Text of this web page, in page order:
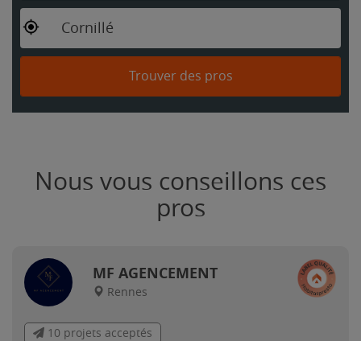
Cornillé
Trouver des pros
Nous vous conseillons ces
pros
MF AGENCEMENT
Rennes
10 projets acceptés